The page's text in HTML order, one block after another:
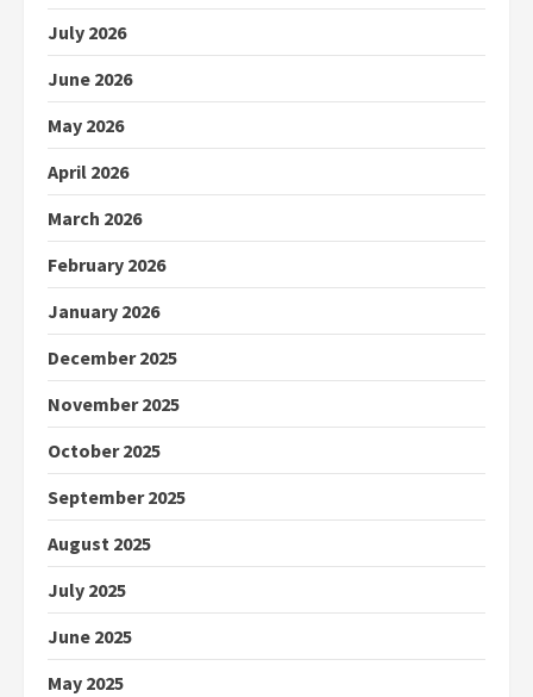
July 2026
June 2026
May 2026
April 2026
March 2026
February 2026
January 2026
December 2025
November 2025
October 2025
September 2025
August 2025
July 2025
June 2025
May 2025